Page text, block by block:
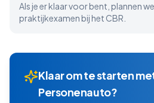
Als je er klaar voor bent, plannen
praktijkexamen bij het CBR.
Klaar om te starten
Personenauto?